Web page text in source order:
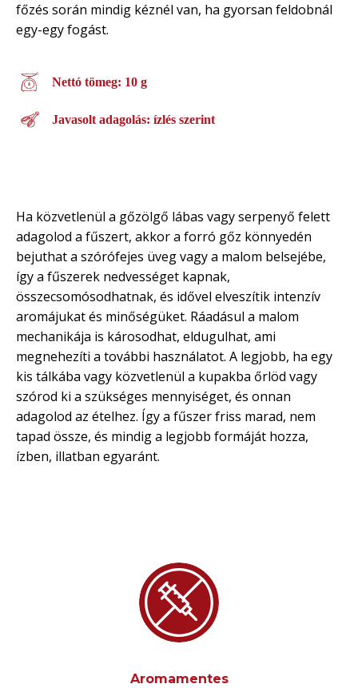
főzés során mindig kéznél van, ha gyorsan feldobnál
egy-egy fogást.
Nettó tömeg: 10 g
Javasolt adagolás: ízlés szerint
Ha közvetlenül a gőzölgő lábas vagy serpenyő felett
adagolod a fűszert, akkor a forró gőz könnyedén
bejuthat a szórófejes üveg vagy a malom belsejébe,
így a fűszerek nedvességet kapnak,
összecsomósodhatnak, és idővel elveszítik intenzív
aromájukat és minőségüket. Ráadásul a malom
mechanikája is károsodhat, eldugulhat, ami
megnehezíti a további használatot. A legjobb, ha egy
kis tálkába vagy közvetlenül a kupakba őrlöd vagy
szórod ki a szükséges mennyiséget, és onnan
adagolod az ételhez. Így a fűszer friss marad, nem
tapad össze, és mindig a legjobb formáját hozza,
ízben, illatban egyaránt.
Aromamentes